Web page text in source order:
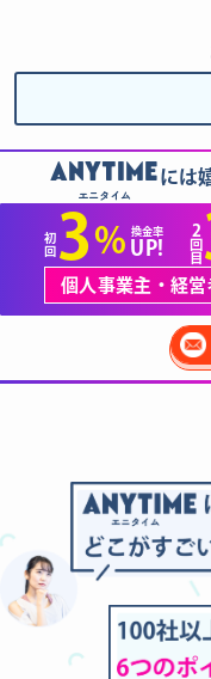
ANYTIME
エニタイム
には
初
回 3 % 換金率
UP!
2
回
目
個人事業主・経